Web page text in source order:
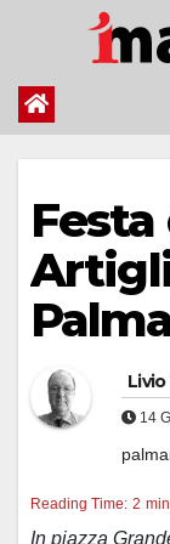
contenuto
Festa
14
Reading Time: 2
In piazza